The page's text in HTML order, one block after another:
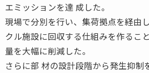
エミッションを達 成した。
現場で分別を行い、集荷拠点を経由
クル施設に回収する仕組みを作るこ
量を大幅に削減した。
さらに部 材の設計段階から発生抑制